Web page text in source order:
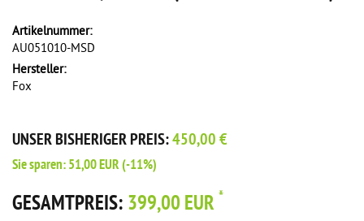
Artikelnummer:
AU051010-MSD
Hersteller:
Fox
UNSER BISHERIGER PREIS:450,00 €
Sie sparen:51,00 EUR(-11%)
GESAMTPREIS: 399,00 EUR *